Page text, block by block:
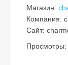
Магазин:
Компания:
Сайт:
Просмотры: